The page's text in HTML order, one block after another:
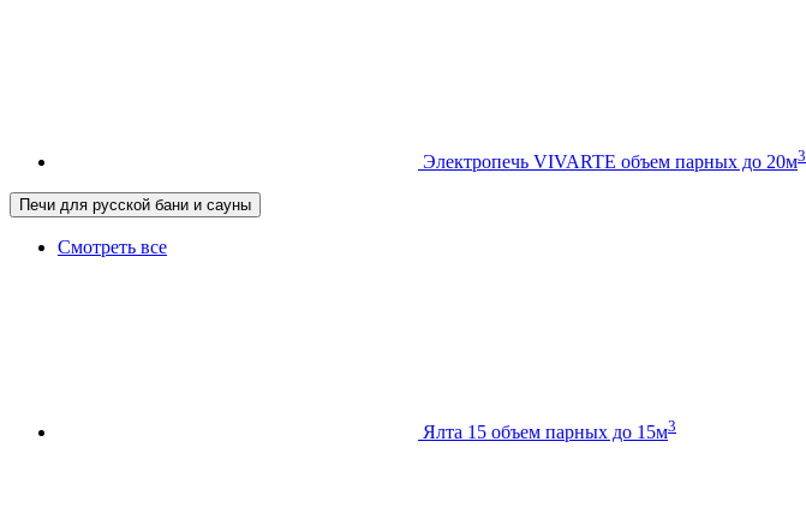
Электропечь VIVARTE объем парных до 20м3
Печи для русской бани и сауны
Смотреть все
Ялта 15 объем парных до 15м3